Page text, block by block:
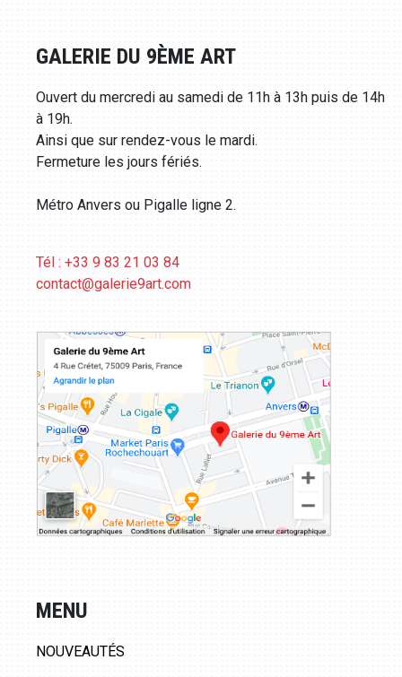
GALERIE DU 9ÈME ART
Ouvert du mercredi au samedi de 11h à 13h puis de 14h
à 19h.
Ainsi que sur rendez-vous le mardi.
Fermeture les jours fériés.
Métro Anvers ou Pigalle ligne 2.
Tél : +33 9 83 21 03 84
contact@galerie9art.com
MENU
NOUVEAUTÉS